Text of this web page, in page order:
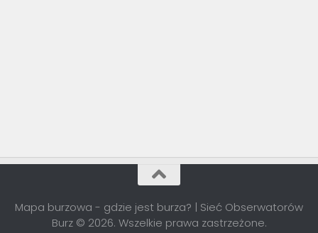
Mapa burzowa - gdzie jest burza? | Sieć Obserwatorów
Burz © 2026. Wszelkie prawa zastrzeżone.